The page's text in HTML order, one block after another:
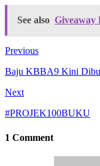
See also
Previous
Baju KBBA9 Kini
Next
#PROJEK100BUKU
1 Comment